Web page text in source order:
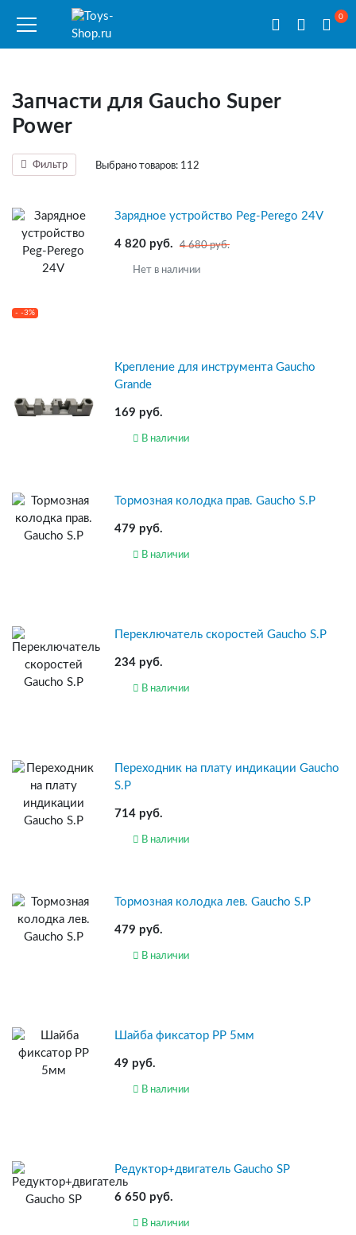
0
Запчасти для Gaucho Super
Power
Фильтр Выбрано товаров: 112
- -3%
Зарядное устройство Peg-Perego 24V
4 820 руб. 4 680 руб.
Нет в наличии
Крепление для инструмента Gaucho
Grande
169 руб.
В наличии
Тормозная колодка прав. Gaucho S.P
479 руб.
В наличии
Переключатель скоростей Gaucho S.P
234 руб.
В наличии
Переходник на плату индикации Gaucho
S.P
714 руб.
В наличии
Тормозная колодка лев. Gaucho S.P
479 руб.
В наличии
Шайба фиксатор PP 5мм
49 руб.
В наличии
Редуктор+двигатель Gaucho SP
6 650 руб.
В наличии